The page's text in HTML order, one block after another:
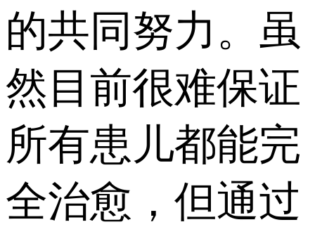
的共同努力。虽
然目前很难保证
所有患儿都能完
全治愈，但通过